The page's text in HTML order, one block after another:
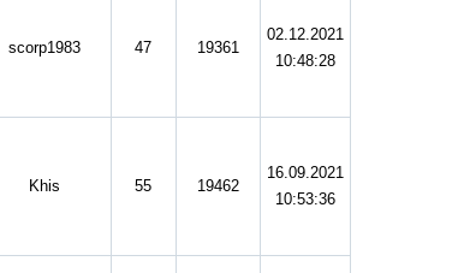
scorp1983 47 19361
02.12.2021
10:48:28
Khis 55 19462
16.09.2021
10:53:36